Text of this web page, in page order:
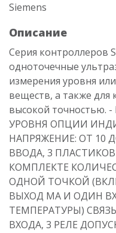
Siemens
Описание
Серия контроллеров
одноточечные
измерения уровня
веществ, а также для
высокой точностью.
УРОВНЯ ОПЦИИ
НАПРЯЖЕНИЕ: ОТ 10
ВВОДА, 3
КОМПЛЕКТЕ
ОДНОЙ ТОЧКОЙ
ВЫХОД МА И ОДИН
ТЕМПЕРАТУРЫ)
ВХОДА, 3 РЕЛЕ